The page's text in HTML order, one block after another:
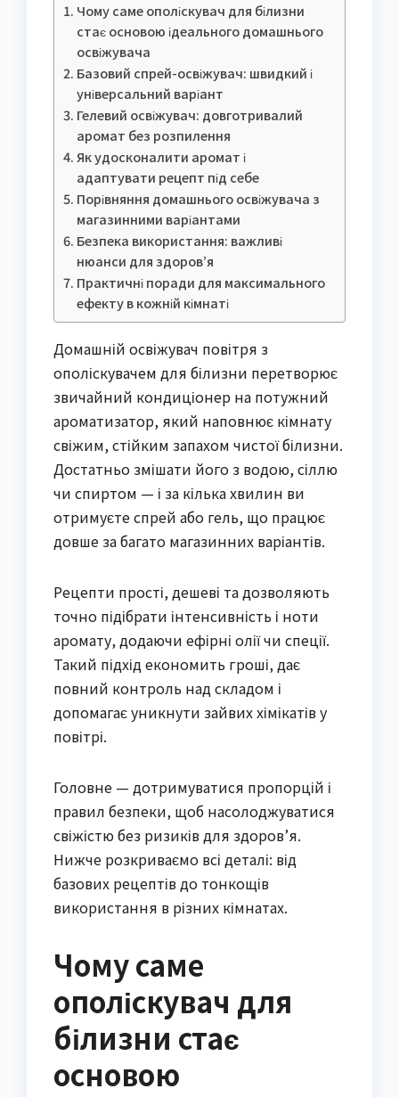
Чому саме ополіскувач для білизни
стає основою ідеального домашнього
освіжувача
Базовий спрей-освіжувач: швидкий і
універсальний варіант
Гелевий освіжувач: довготривалий
аромат без розпилення
Як удосконалити аромат і
адаптувати рецепт під себе
Порівняння домашнього освіжувача з
магазинними варіантами
Безпека використання: важливі
нюанси для здоров’я
Практичні поради для максимального
ефекту в кожній кімнаті
Домашній освіжувач повітря з
ополіскувачем для білизни перетворює
звичайний кондиціонер на потужний
ароматизатор, який наповнює кімнату
свіжим, стійким запахом чистої білизни.
Достатньо змішати його з водою, сіллю
чи спиртом — і за кілька хвилин ви
отримуєте спрей або гель, що працює
довше за багато магазинних варіантів.
Рецепти прості, дешеві та дозволяють
точно підібрати інтенсивність і ноти
аромату, додаючи ефірні олії чи спеції.
Такий підхід економить гроші, дає
повний контроль над складом і
допомагає уникнути зайвих хімікатів у
повітрі.
Головне — дотримуватися пропорцій і
правил безпеки, щоб насолоджуватися
свіжістю без ризиків для здоров’я.
Нижче розкриваємо всі деталі: від
базових рецептів до тонкощів
використання в різних кімнатах.
Чому саме
ополіскувач для
білизни стає
основою